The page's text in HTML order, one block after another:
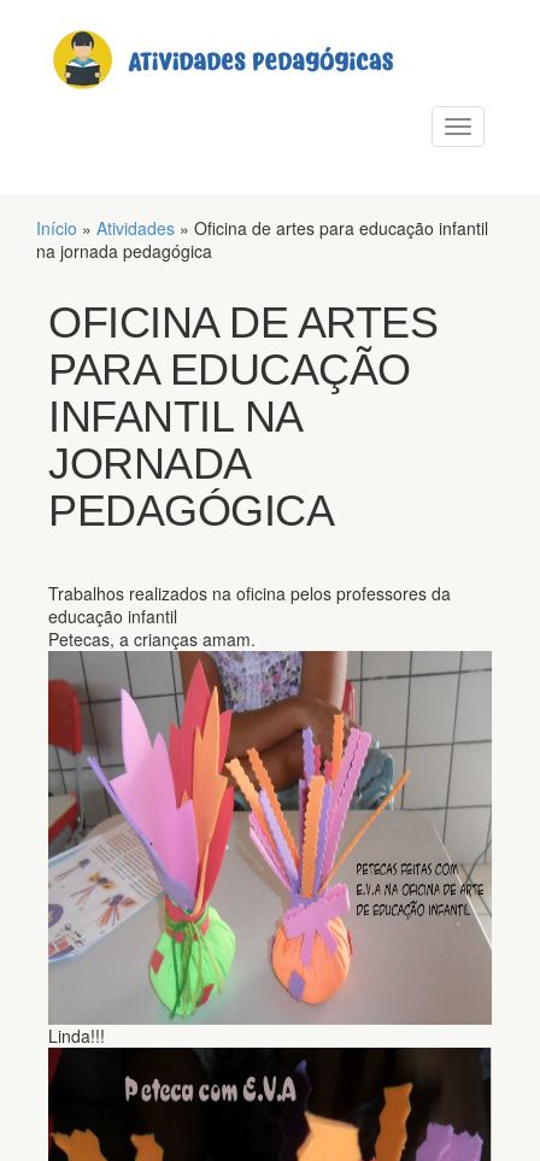
Alternar
Início » Atividades » Oficina de artes para educação infantil
na jornada pedagógica
OFICINA DE ARTES
PARA EDUCAÇÃO
INFANTIL NA
JORNADA
PEDAGÓGICA
Trabalhos realizados na oficina pelos professores da
educação infantil
Petecas, a crianças amam.
Linda!!!